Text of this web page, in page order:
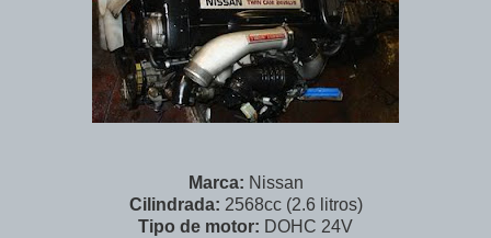
Marca: Nissan
Cilindrada: 2568cc (2.6 litros)
Tipo de motor: DOHC 24V